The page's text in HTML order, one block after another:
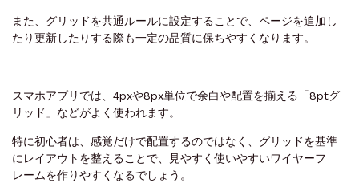
また、グリッドを共通ルールに設定することで、ページを追加し
たり更新したりする際も一定の品質に保ちやすくなります。
スマホアプリでは、4pxや8px単位で余白や配置を揃える「8ptグ
リッド」などがよく使われます。
特に初心者は、感覚だけで配置するのではなく、グリッドを基準
にレイアウトを整えることで、見やすく使いやすいワイヤーフ
レームを作りやすくなるでしょう。